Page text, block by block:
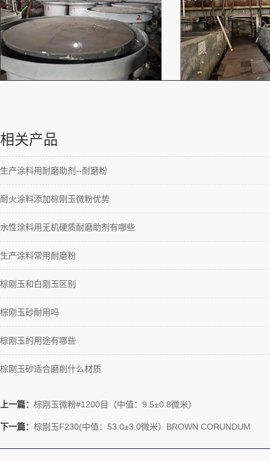
相关产品
生产涂料用耐磨助剂--耐磨粉
耐火涂料添加棕刚玉微粉优势
水性涂料用无机硬质耐磨助剂有哪些
生产涂料常用耐磨粉
棕刚玉和白刚玉区别
棕刚玉砂耐用吗
棕刚玉的用途有哪些
棕刚玉砂适合磨削什么材质
上一篇： 棕刚玉微粉#1200目（中值：9.5±0.8微米）
下一篇： 棕刚玉F230(中值：53.0±3.0微米）BROWN CORUNDUM